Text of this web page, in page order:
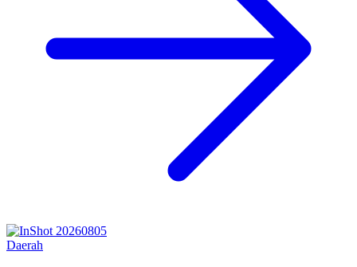
Daerah